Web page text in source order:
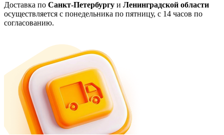
Доставка по Санкт-Петербургу и Ленинградской области
осуществляется с понедельника по пятницу, с 14 часов по
согласованию.